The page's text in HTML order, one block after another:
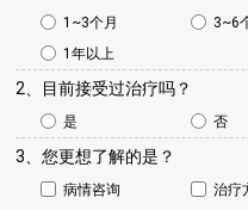
1~3个月 3~6
1年以上
2、目前接受过治疗吗？
是 否
3、您更想了解的是？
病情咨询 治疗